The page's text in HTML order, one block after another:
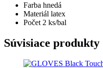
Farba hnedá
Materiál latex
Počet 2 ks/bal
Súvisiace produkty